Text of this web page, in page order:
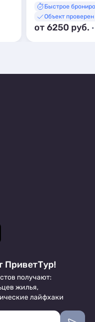
Быстрое
Объект проверен
от 6250 руб.
ПриветТур!
получают:
жилья,
лайфхаки